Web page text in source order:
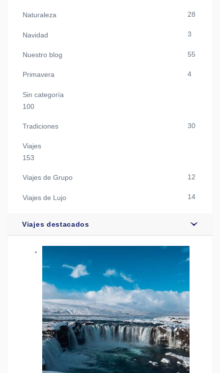
Naturaleza 28
Navidad 3
Nuestro blog 55
Primavera 4
Sin categoría
100
Tradiciones 30
Viajes
153
Viajes de Grupo 12
Viajes de Lujo 14
Viajes destacados